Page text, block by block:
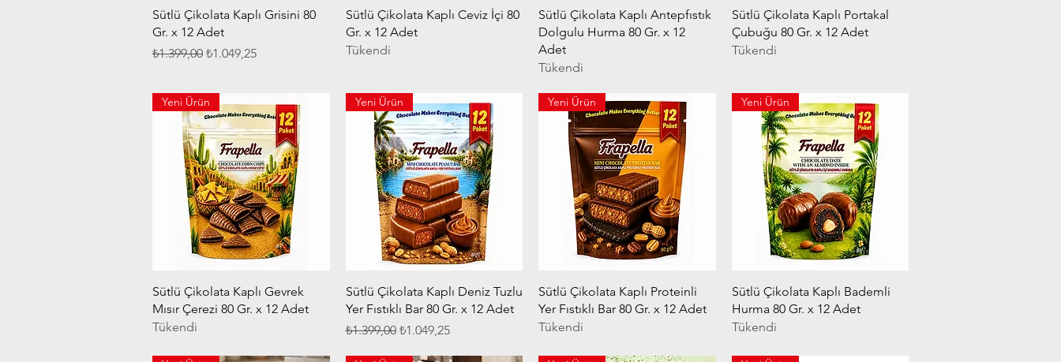
Hızlı Bakış
Sütlü Çikolata Kaplı Grisini 80
Gr. x 12 Adet
Normal Fiyat
₺1.399,00 İndirimli Fiyat
₺1.049,25
Hızlı Bakış
Sütlü Çikolata Kaplı Ceviz İçi 80
Gr. x 12 Adet
Tükendi
Hızlı Bakış
Sütlü Çikolata Kaplı Antepfıstık
Dolgulu Hurma 80 Gr. x 12
Adet
Tükendi
Hızlı Bakış
Sütlü Çikolata Kaplı Portakal
Çubuğu 80 Gr. x 12 Adet
Tükendi
Hızlı Bakış
Yeni Ürün
Sütlü Çikolata Kaplı Gevrek
Mısır Çerezi 80 Gr. x 12 Adet
Tükendi
Hızlı Bakış
Yeni Ürün
Sütlü Çikolata Kaplı Deniz Tuzlu
Yer Fıstıklı Bar 80 Gr. x 12 Adet
Normal Fiyat
₺1.399,00 İndirimli Fiyat
₺1.049,25
Hızlı Bakış
Yeni Ürün
Sütlü Çikolata Kaplı Proteinli
Yer Fıstıklı Bar 80 Gr. x 12 Adet
Tükendi
Hızlı Bakış
Yeni Ürün
Sütlü Çikolata Kaplı Bademli
Hurma 80 Gr. x 12 Adet
Tükendi